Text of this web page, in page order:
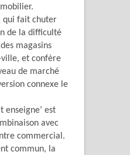
qui fait chuter
de la difficulté
magasins
ville, et confère
de marché
connexe le
enseigne’ est
avec
commercial.
commun, la